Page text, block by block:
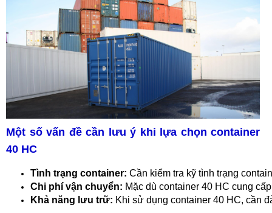
Một số vấn đề cần lưu ý khi lựa chọn container
40 HC
Tình trạng container: Cần kiểm tra kỹ tình trạng
Chi phí vận chuyển: Mặc dù container 40 HC cung
Khả năng lưu trữ: Khi sử dụng container 40 HC, cần